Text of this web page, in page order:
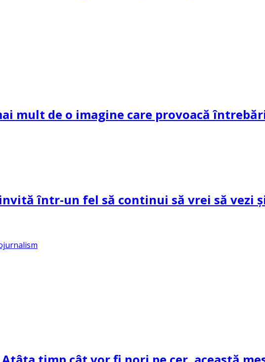
mult de o imagine care provoacă
într-un fel să continui să vrei să vezi